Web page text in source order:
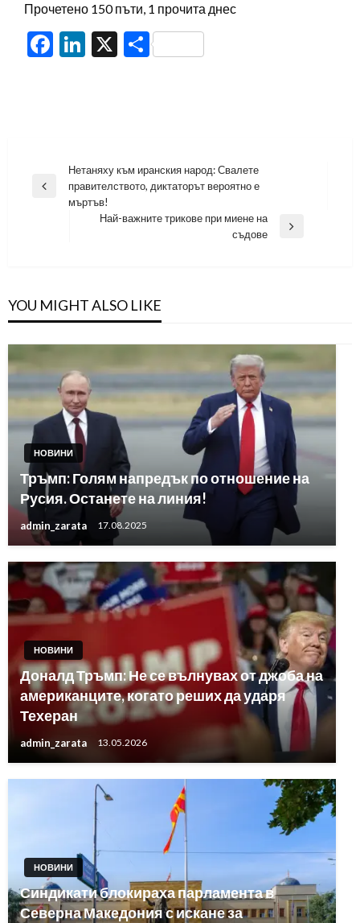
Прочетено 150 пъти, 1 прочита днес
Facebook
LinkedIn
X Share
Навигация
Previous
Нетаняху към иранския народ: Свалете
правителството, диктаторът вероятно е
мъртъв!
Най-важните трикове при миене на
съдове
YOU MIGHT ALSO LIKE
НОВИНИ
Тръмп: Голям напредък по отношение на
Русия. Останете на линия!
admin_zarata 17.08.2025
НОВИНИ
Доналд Тръмп: Не се вълнувах от джоба на
американците, когато реших да ударя
Техеран
admin_zarata 13.05.2026
НОВИНИ
Синдикати блокираха парламента в
Северна Македония с искане за